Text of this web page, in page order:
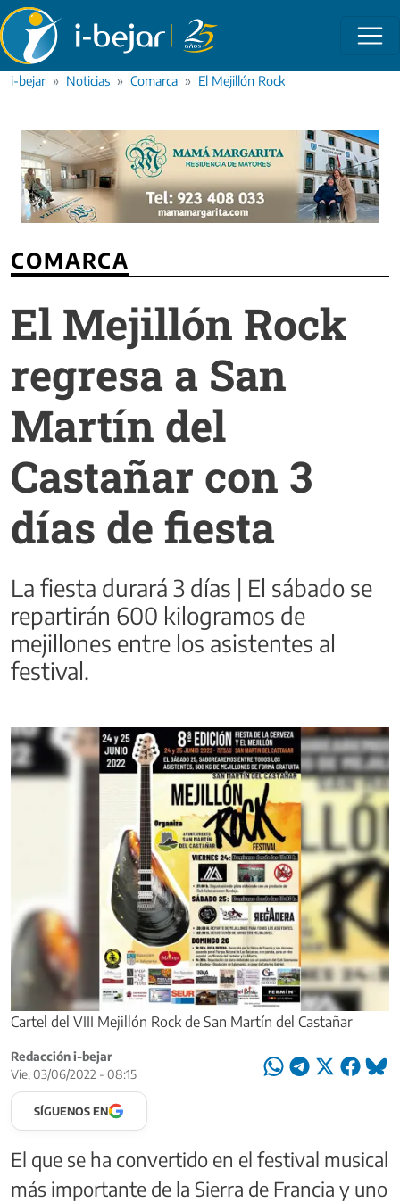
Pasar al contenido principal
i-bejar Noticias Comarca El Mejillón Rock regresa a San
COMARCA
El Mejillón Rock
regresa a San
Martín del
Castañar con 3
días de fiesta
La fiesta durará 3 días | El sábado se
repartirán 600 kilogramos de
mejillones entre los asistentes al
festival.
Cartel del VIII Mejillón Rock de San Martín del Castañar
Redacción i-bejar
Vie, 03/06/2022 - 08:15
SÍGUENOS EN
El que se ha convertido en el festival musical
más importante de la Sierra de Francia y uno